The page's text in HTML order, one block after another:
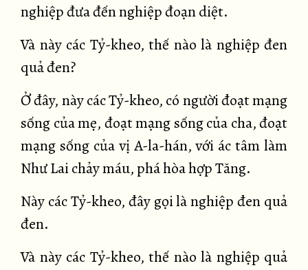
nghiệp đưa đến nghiệp đoạn diệt.
Và này các Tỷ-kheo, thế nào là nghiệp đen
quả đen?
Ở đây, này các Tỷ-kheo, có người đoạt mạng
sống của mẹ, đoạt mạng sống của cha, đoạt
mạng sống của vị A-la-hán, với ác tâm làm
Như Lai chảy máu, phá hòa hợp Tăng.
Này các Tỷ-kheo, đây gọi là nghiệp đen quả
đen.
Và này các Tỷ-kheo, thế nào là nghiệp quả